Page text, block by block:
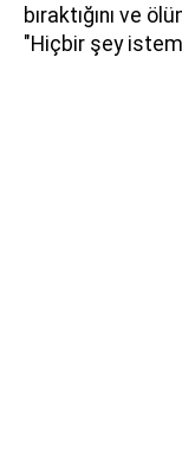
bıraktığını ve
"Hiçbir şey